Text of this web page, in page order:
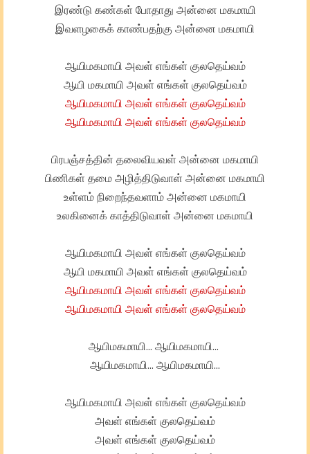
இரண்டு கண்கள் போதாது அன்னை மகமாயி
இவளழகைக் காண்பதற்கு அன்னை மகமாயி
ஆயிமகமாயி அவள் எங்கள் குலதெய்வம்
ஆயி மகமாயி அவள் எங்கள் குலதெய்வம்
ஆயிமகமாயி அவள் எங்கள் குலதெய்வம்
ஆயிமகமாயி அவள் எங்கள் குலதெய்வம்
பிரபஞ்சத்தின் தலைவியவள் அன்னை மகமாயி
பிணிகள் தமை அழித்திடுவாள் அன்னை மகமாயி
உள்ளம் நிறைந்தவளாம் அன்னை மகமாயி
உலகினைக் காத்திடுவாள் அன்னை மகமாயி
ஆயிமகமாயி அவள் எங்கள் குலதெய்வம்
ஆயி மகமாயி அவள் எங்கள் குலதெய்வம்
ஆயிமகமாயி அவள் எங்கள் குலதெய்வம்
ஆயிமகமாயி அவள் எங்கள் குலதெய்வம்
ஆயிமகமாயி... ஆயிமகமாயி...
ஆயிமகமாயி... ஆயிமகமாயி...
ஆயிமகமாயி அவள் எங்கள் குலதெய்வம்
அவள் எங்கள் குலதெய்வம்
அவள் எங்கள் குலதெய்வம்